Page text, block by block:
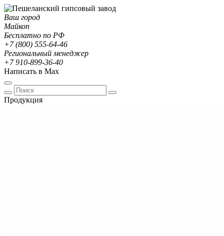
Ваш город
Майкоп
Бесплатно по РФ
+7 (800) 555-64-46
Региональный менеджер
+7 910-899-36-40
Написать в Max
Продукция